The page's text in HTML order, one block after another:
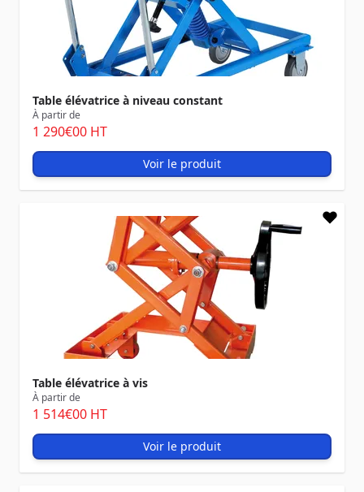
Table élévatrice à niveau constant
À partir de
1 290€00 HT
Voir le produit
Table élévatrice à vis
À partir de
1 514€00 HT
Voir le produit